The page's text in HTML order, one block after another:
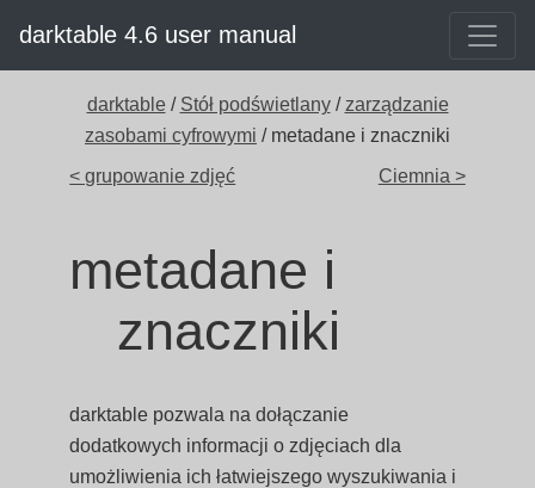
darktable 4.6 user manual
darktable / Stół podświetlany/ zarządzanie
zasobami cyfrowymi / metadane i znaczniki
< grupowanie zdjęć
Ciemnia >
metadane i
znaczniki
darktable pozwala na dołączanie
dodatkowych informacji o zdjęciach dla
umożliwienia ich łatwiejszego wyszukiwania i